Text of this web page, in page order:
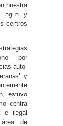
nuestra
agua y
centros
por
auto-
y
estuvo
contra
e ilegal
de